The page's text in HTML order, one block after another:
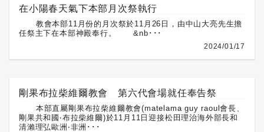
在小陽春天氣下本部月次祭執行
教會本部11月份的月次祭於11月26日，由中山大亮先生擔
任祭主下在本部神殿奉行。 &nb･･･
2024/01/17
剛果布拉柴維爾教會 第六代會場就任奉告祭
本部直屬剛果布拉柴維爾教會(matelama guy raoul會長、
剛果共和國‧布拉柴維爾)於11月11日迎接松田理治海外部長和
清瀨理弘歐洲‧非洲･･･